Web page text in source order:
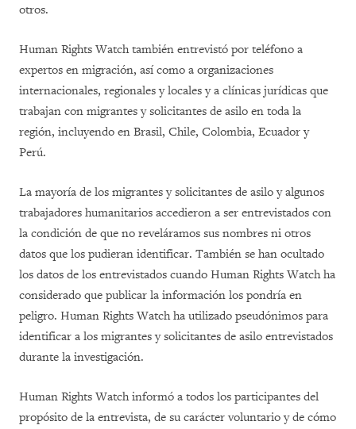
otros.
Human Rights Watch también entrevistó por teléfono a
expertos en migración, así como a organizaciones
internacionales, regionales y locales y a clínicas jurídicas que
trabajan con migrantes y solicitantes de asilo en toda la
región, incluyendo en Brasil, Chile, Colombia, Ecuador y
Perú.
La mayoría de los migrantes y solicitantes de asilo y algunos
trabajadores humanitarios accedieron a ser entrevistados con
la condición de que no reveláramos sus nombres ni otros
datos que los pudieran identificar. También se han ocultado
los datos de los entrevistados cuando Human Rights Watch ha
considerado que publicar la información los pondría en
peligro. Human Rights Watch ha utilizado pseudónimos para
identificar a los migrantes y solicitantes de asilo entrevistados
durante la investigación.
Human Rights Watch informó a todos los participantes del
propósito de la entrevista, de su carácter voluntario y de cómo